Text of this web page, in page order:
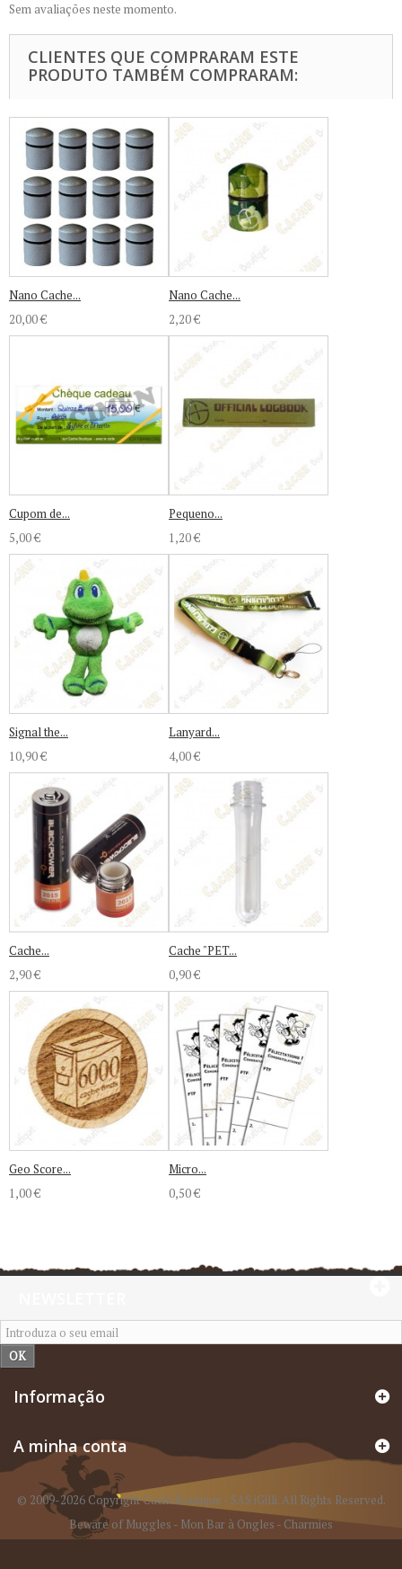
Sem avaliações neste momento.
CLIENTES QUE COMPRARAM ESTE
PRODUTO TAMBÉM COMPRARAM:
Nano Cache...
20,00 €
Nano Cache...
2,20 €
Cupom de...
5,00 €
Pequeno...
1,20 €
Signal the...
10,90 €
Lanyard...
4,00 €
Cache...
2,90 €
Cache "PET...
0,90 €
Geo Score...
1,00 €
Micro...
0,50 €
OK
Informação
A minha conta
© 2009-2026 Copyright CacheBoutique - SAS iGilli. All Rights Reserved.
Beware of Muggles - Mon Bar à Ongles - Charmies